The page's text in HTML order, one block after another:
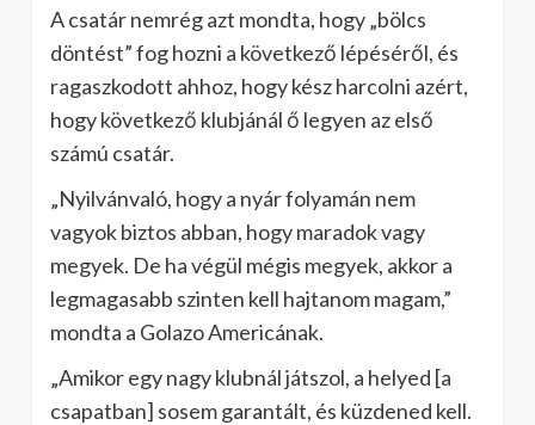
A csatár nemrég azt mondta, hogy „bölcs
döntést” fog hozni a következő lépéséről, és
ragaszkodott ahhoz, hogy kész harcolni azért,
hogy következő klubjánál ő legyen az első
számú csatár.
„Nyilvánvaló, hogy a nyár folyamán nem
vagyok biztos abban, hogy maradok vagy
megyek. De ha végül mégis megyek, akkor a
legmagasabb szinten kell hajtanom magam,”
mondta a Golazo Americának.
„Amikor egy nagy klubnál játszol, a helyed [a
csapatban] sosem garantált, és küzdened kell.